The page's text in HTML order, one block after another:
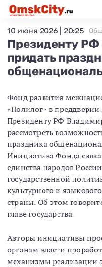
Президенту
придать
10 июня 2026 | 20:25
Фонд развития
«Полилог» в
Президенту РФ
рассмотреть
праздника
Инициатива Фонда
единства народов
государственной
культурного и
страны. Об этом
главе государства.
Авторы инициативы
органам власти
механизмы реализации